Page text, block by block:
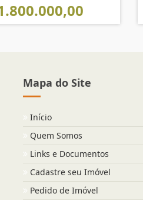
Mapa do Site
Início
Quem Somos
Links e Documentos
Cadastre seu Imóvel
Pedido de Imóvel